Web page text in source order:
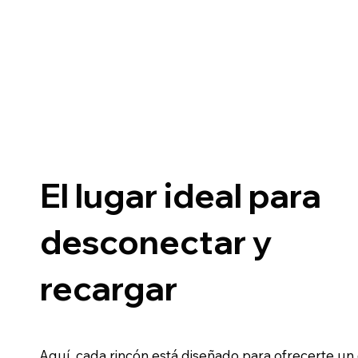
El lugar ideal para
desconectar y
recargar